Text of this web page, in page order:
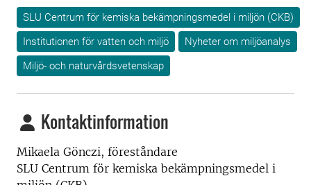
SLU Centrum för kemiska bekämpningsmedel i miljön (CKB)
Institutionen för vatten och miljö
Nyheter om miljöanalys
Miljö- och naturvårdsvetenskap
Kontaktinformation
Mikaela Gönczi, föreståndare
SLU Centrum för kemiska bekämpningsmedel i